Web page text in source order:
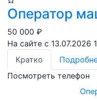
Оператор
50 000 ₽
На сайте с 13.07.2026
Кратко
Посмотреть телефон